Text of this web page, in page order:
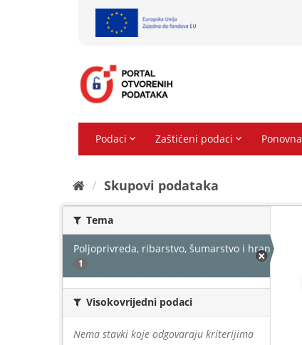
Skupovi podаtаkа
Tema
Poljoprivreda, ribarstvo, šumarstvo i hrana
1
Visokovrijedni podaci
Nema stavki koje odgovaraju kriterijima